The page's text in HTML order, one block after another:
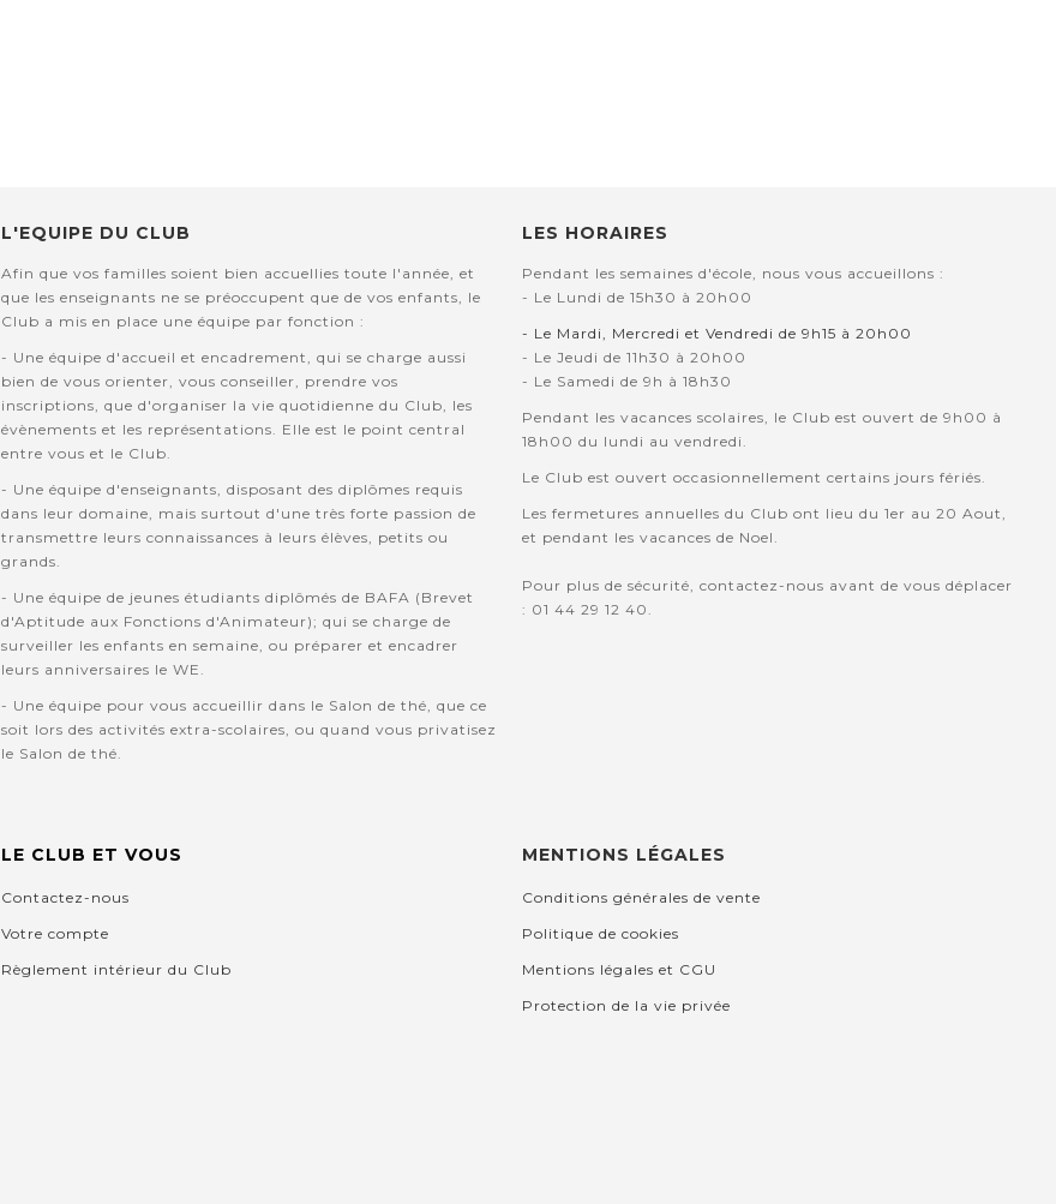
L'EQUIPE DU CLUB
Afin que vos familles soient bien accuellies toute l'année, et
que les enseignants ne se préoccupent que de vos enfants, le
Club a mis en place une équipe par fonction :
- Une équipe d'accueil et encadrement, qui se charge aussi
bien de vous orienter, vous conseiller, prendre vos
inscriptions, que d'organiser la vie quotidienne du Club, les
évènements et les représentations. Elle est le point central
entre vous et le Club.
- Une équipe d'enseignants, disposant des diplômes requis
dans leur domaine, mais surtout d'une très forte passion de
transmettre leurs connaissances à leurs élèves, petits ou
grands.
- Une équipe de jeunes étudiants diplômés de BAFA (Brevet
d'Aptitude aux Fonctions d'Animateur); qui se charge de
surveiller les enfants en semaine, ou préparer et encadrer
leurs anniversaires le WE.
- Une équipe pour vous accueillir dans le Salon de thé, que ce
soit lors des activités extra-scolaires, ou quand vous privatisez
le Salon de thé.
LES HORAIRES
Pendant les semaines d'école, nous vous accueillons :
- Le Lundi de 15h30 à 20h00
- Le Mardi, Mercredi et Vendredi de 9h15 à 20h00
- Le Jeudi de 11h30 à 20h00
- Le Samedi de 9h à 18h30
Pendant les vacances scolaires, le Club est ouvert de 9h00 à
18h00 du lundi au vendredi.
Le Club est ouvert occasionnellement certains jours fériés.
Les fermetures annuelles du Club ont lieu du 1er au 20 Aout,
et pendant les vacances de Noel.
Pour plus de sécurité, contactez-nous avant de vous déplacer
: 01 44 29 12 40.
LE CLUB ET VOUS
Contactez-nous
Votre compte
Règlement intérieur du Club
MENTIONS LÉGALES
Conditions générales de vente
Politique de cookies
Mentions légales et CGU
Protection de la vie privée